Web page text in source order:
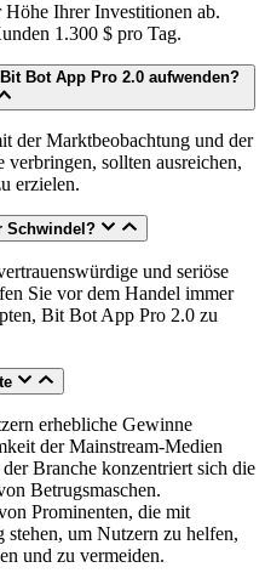
Ihrer Investitionen ab.
1.300 $ pro Tag.
Bot App Pro 2.0 aufwenden?
der Marktbeobachtung und der
sollten ausreichen,
erzielen.
Schwindel?
und seriöse
Sie vor dem Handel immer
Bit Bot App Pro 2.0 zu
erhebliche Gewinne
der Mainstream-Medien
Branche konzentriert sich die
Betrugsmaschen.
Prominenten, die mit
stehen, um Nutzern zu helfen,
und zu vermeiden.